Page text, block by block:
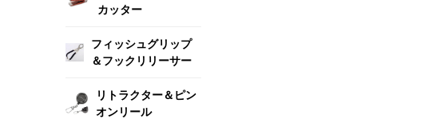
カッター
フィッシュグリップ
＆フックリリーサー
リトラクター＆ピン
オンリール